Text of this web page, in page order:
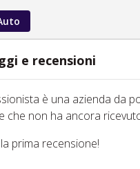
e recensioni
è una azienda da
che non ha ancora
prima recensione!